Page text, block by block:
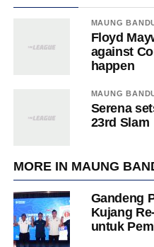
MAUNG
Floyd
against
happen
MAUNG
Serena
23rd Slam
MORE IN MAUNG
Gandeng
Kujang
untuk